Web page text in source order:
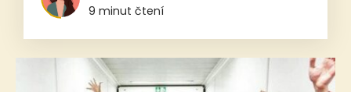
9 minut čtení